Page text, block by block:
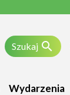
Szukaj 
Wydarzenia